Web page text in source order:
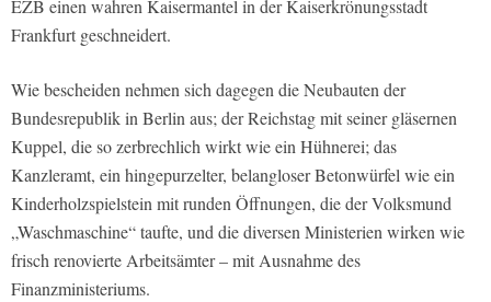
EZB einen wahren Kaisermantel in der Kaiserkrönungsstadt
Frankfurt geschneidert.
Wie bescheiden nehmen sich dagegen die Neubauten der
Bundesrepublik in Berlin aus; der Reichstag mit seiner gläsernen
Kuppel, die so zerbrechlich wirkt wie ein Hühnerei; das
Kanzleramt, ein hingepurzelter, belangloser Betonwürfel wie ein
Kinderholzspielstein mit runden Öffnungen, die der Volksmund
„Waschmaschine“ taufte, und die diversen Ministerien wirken wie
frisch renovierte Arbeitsämter – mit Ausnahme des
Finanzministeriums.